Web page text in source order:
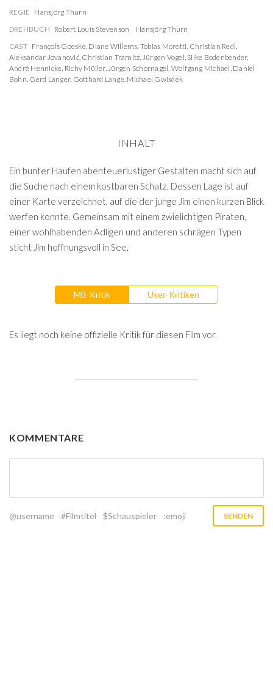
REGIE Hansjörg Thurn
DREHBUCH Robert Louis Stevenson
Hansjörg Thurn
CAST François Goeske, Diane Willems, Tobias Moretti, Christian Redl,
Aleksandar Jovanović, Christian Tramitz, Jürgen Vogel, Silke Bodenbender,
André Hennicke, Richy Müller,Jürgen Schornagel, Wolfgang Michael, Daniel
Bohn, Gerd Langer, Gotthard Lange, Michael Gwisdek
INHALT
Ein bunter Haufen abenteuerlustiger Gestalten macht sich auf
die Suche nach einem kostbaren Schatz. Dessen Lage ist auf
einer Karte verzeichnet, auf die der junge Jim einen kurzen Blick
werfen konnte. Gemeinsam mit einem zwielichtigen Piraten,
einer wohlhabenden Adligen und anderen schrägen Typen
sticht Jim hoffnungsvoll in See.
MB-Kritik User-Kritiken
Es liegt noch keine offizielle Kritik für diesen Film vor.
KOMMENTARE
@username #Filmtitel $Schauspieler :emoji